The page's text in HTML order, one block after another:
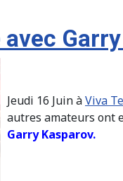
Jeudi 16 Juin àViva
autres amateurs ont
Garry Kasparov.